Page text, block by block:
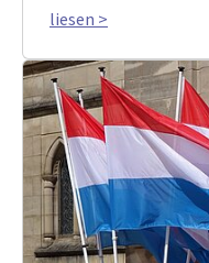
liesen >